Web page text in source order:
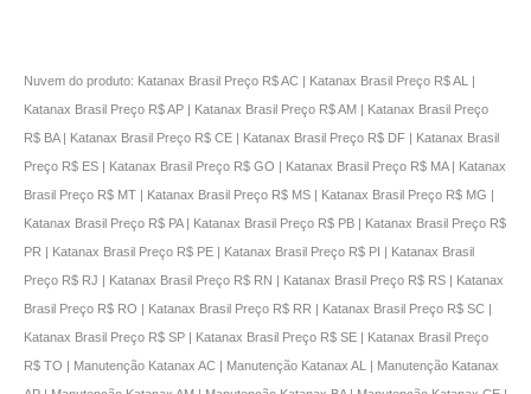
Nuvem do produto: Katanax Brasil Preço R$ AC | Katanax Brasil Preço R$ AL |
Katanax Brasil Preço R$ AP | Katanax Brasil Preço R$ AM | Katanax Brasil Preço
R$ BA | Katanax Brasil Preço R$ CE | Katanax Brasil Preço R$ DF | Katanax Brasil
Preço R$ ES | Katanax Brasil Preço R$ GO | Katanax Brasil Preço R$ MA | Katanax
Brasil Preço R$ MT | Katanax Brasil Preço R$ MS | Katanax Brasil Preço R$ MG |
Katanax Brasil Preço R$ PA | Katanax Brasil Preço R$ PB | Katanax Brasil Preço R$
PR | Katanax Brasil Preço R$ PE | Katanax Brasil Preço R$ PI | Katanax Brasil
Preço R$ RJ | Katanax Brasil Preço R$ RN | Katanax Brasil Preço R$ RS | Katanax
Brasil Preço R$ RO | Katanax Brasil Preço R$ RR | Katanax Brasil Preço R$ SC |
Katanax Brasil Preço R$ SP | Katanax Brasil Preço R$ SE | Katanax Brasil Preço
R$ TO | Manutenção Katanax AC | Manutenção Katanax AL | Manutenção Katanax